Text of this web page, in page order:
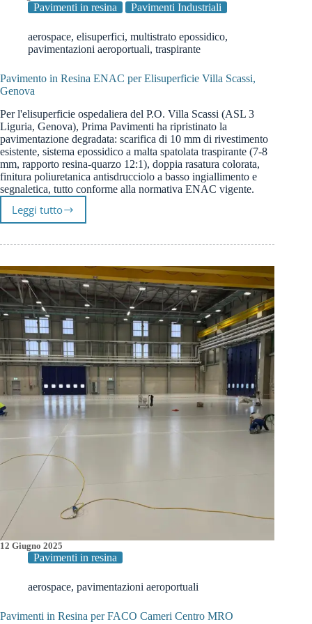
Pavimenti in resina Pavimenti Industriali
aerospace, elisuperfici, multistrato epossidico,
pavimentazioni aeroportuali, traspirante
Pavimento in Resina ENAC per Elisuperficie Villa Scassi,
Genova
Per l'elisuperficie ospedaliera del P.O. Villa Scassi (ASL 3
Liguria, Genova), Prima Pavimenti ha ripristinato la
pavimentazione degradata: scarifica di 10 mm di rivestimento
esistente, sistema epossidico a malta spatolata traspirante (7-8
mm, rapporto resina-quarzo 12:1), doppia rasatura colorata,
finitura poliuretanica antisdrucciolo a basso ingiallimento e
segnaletica, tutto conforme alla normativa ENAC vigente.
Leggi tuttoPavimento
Resina
per
Elisuperficie
Villa
Scassi,
Genova
12 Giugno 2025
Pavimenti in resina
aerospace, pavimentazioni aeroportuali
Pavimenti in Resina per FACO Cameri Centro MRO